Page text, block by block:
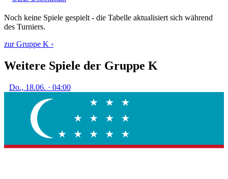
Noch keine Spiele gespielt - die Tabelle aktualisiert sich während
des Turniers.
zur Gruppe K ›
Weitere Spiele der Gruppe K
Do., 18.06. · 04:00